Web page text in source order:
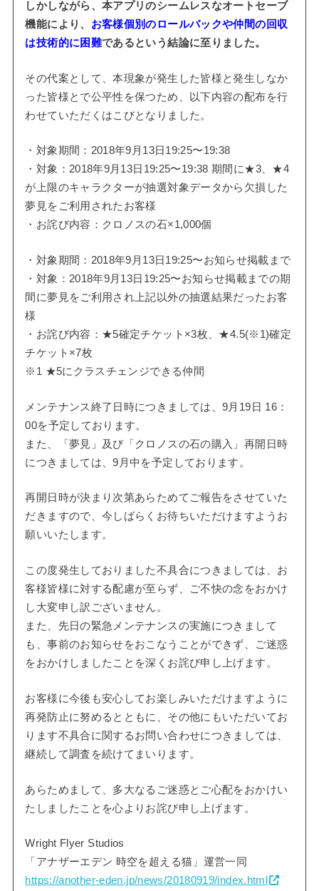
しかしながら、本アプリのシームレスなオートセーブ
機能により、 お客様個別のロールバックや仲間の回収
は技術的に困難であるという結論に至りました。
その代案として、本現象が発生した皆様と発生しなか
った皆様とで公平性を保つため、以下内容の配布を行
わせていただくはこびとなりました。
・対象期間：2018年9月13日19:25〜19:38
・対象：2018年9月13日19:25〜19:38 期間に★3、★4
が上限のキャラクターが抽選対象データから欠損した
夢見をご利用されたお客様
・お詫び内容：クロノスの石×1,000個
・対象期間：2018年9月13日19:25〜お知らせ掲載まで
・対象：2018年9月13日19:25〜お知らせ掲載までの期
間に夢見をご利用され上記以外の抽選結果だったお客
様
・お詫び内容：★5確定チケット×3枚、★4.5(※1)確定
チケット×7枚
※1 ★5にクラスチェンジできる仲間
メンテナンス終了日時につきましては、9月19日 16：
00を予定しております。
また、「夢見」及び「クロノスの石の購入」再開日時
につきましては、9月中を予定しております。
再開日時が決まり次第あらためてご報告をさせていた
だきますので、今しばらくお待ちいただけますようお
願いいたします。
この度発生しておりました不具合につきましては、お
客様皆様に対する配慮が至らず、ご不快の念をおかけ
し大変申し訳ございません。
また、先日の緊急メンテナンスの実施につきまして
も、事前のお知らせをおこなうことができず、ご迷惑
をおかけしましたことを深くお詫び申し上げます。
お客様に今後も安心してお楽しみいただけますように
再発防止に努めるとともに、その他にもいただいてお
ります不具合に関するお問い合わせにつきましては、
継続して調査を続けてまいります。
あらためまして、多大なるご迷惑とご心配をおかけい
たしましたことを心よりお詫び申し上げます。
Wright Flyer Studios
「アナザーエデン 時空を超える猫」運営一同
https://another-eden.jp/news/20180919/index.html